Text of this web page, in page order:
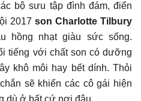
bộ sưu tập đình đám, điển
2017 son Charlotte Tilbury
hồng nhạt giàu sức sống.
tiếng với chất son có dưỡng
khô môi hay bết dính. Thỏi
sẽ khiến các cô gái hiện